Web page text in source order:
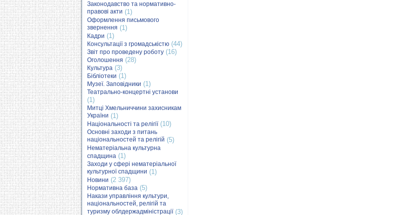
Законодавство та нормативно-
правові акти (1)
Оформлення письмового
звернення (1)
Кадри (1)
Консультації з громадськістю (44)
Звіт про проведену роботу (16)
Оголошення (28)
Культура (3)
Бібліотеки (1)
Музеї. Заповідники (1)
Театрально-концертні установи
(1)
Митці Хмельниччини захисникам
України (1)
Національності та релігії(10)
Основні заходи з питань
національностей та релігій (5)
Нематеріальна культурна
спадщина (1)
Заходи у сфері нематеріальної
культурної спадщини (1)
Новини (2 397)
Нормативна база (5)
Накази управління культури,
національностей, релігій та
туризму облдержадміністрації(3)